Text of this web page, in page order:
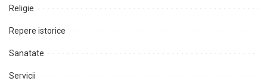
Religie
Repere istorice
Sanatate
Servicii